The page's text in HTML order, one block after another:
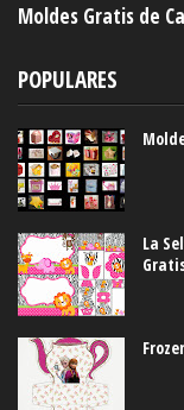
Moldes Gratis de
POPULARES
La